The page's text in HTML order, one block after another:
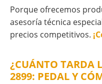
Porque ofrecemos
asesoría técnica
precios competitivos.
¿CUÁNTO TARDA
2899: PEDAL Y